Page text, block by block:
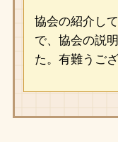
協会の紹介し
で、協会の説
た。有難うご